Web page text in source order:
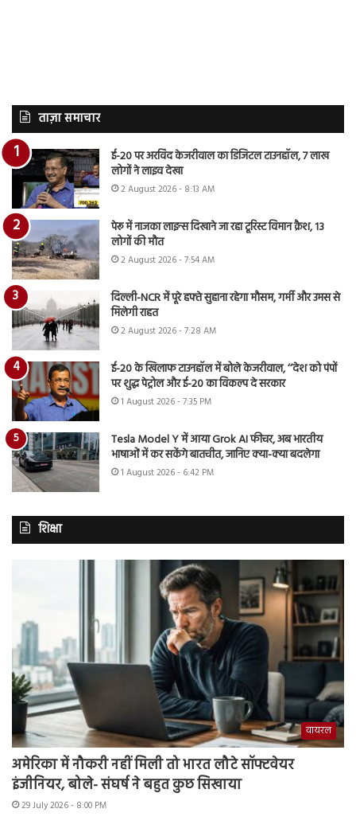
ताज़ा समाचार
ई-20 पर अरविंद केजरीवाल का डिजिटल टाउनहॉल, 7 लाख
लोगों ने लाइव देखा
2 August 2026 - 8:13 AM
पेरू में नाजका लाइन्स दिखाने जा रहा टूरिस्ट विमान क्रैश, 13
लोगों की मौत
2 August 2026 - 7:54 AM
दिल्ली-NCR में पूरे हफ्ते सुहाना रहेगा मौसम, गर्मी और उमस से
मिलेगी राहत
2 August 2026 - 7:28 AM
ई-20 के खिलाफ टाउनहॉल में बोले केजरीवाल, ‘‘देश को पंपों
पर शुद्ध पेट्रोल और ई-20 का विकल्प दे सरकार
1 August 2026 - 7:35 PM
Tesla Model Y में आया Grok AI फीचर, अब भारतीय
भाषाओं में कर सकेंगे बातचीत, जानिए क्या-क्या बदलेगा
1 August 2026 - 6:42 PM
शिक्षा
वायरल
अमेरिका में नौकरी नहीं मिली तो भारत लौटे सॉफ्टवेयर
इंजीनियर, बोले- संघर्ष ने बहुत कुछ सिखाया
29 July 2026 - 8:00 PM